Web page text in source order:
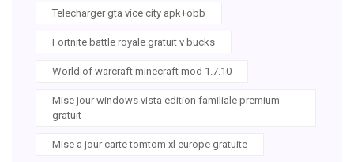
Telecharger gta vice city apk+obb
Fortnite battle royale gratuit v bucks
World of warcraft minecraft mod 1.7.10
Mise jour windows vista edition familiale premium
gratuit
Mise a jour carte tomtom xl europe gratuite